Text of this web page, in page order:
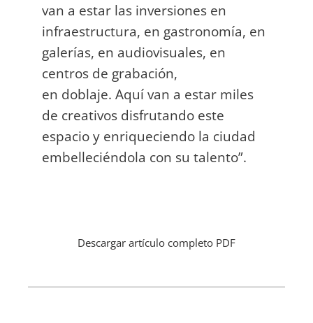
van a estar las inversiones en
infraestructura, en gastronomía, en
galerías, en audiovisuales, en
centros de grabación,
en doblaje. Aquí van a estar miles
de creativos disfrutando este
espacio y enriqueciendo la ciudad
embelleciéndola con su talento”.
Descargar artículo completo PDF